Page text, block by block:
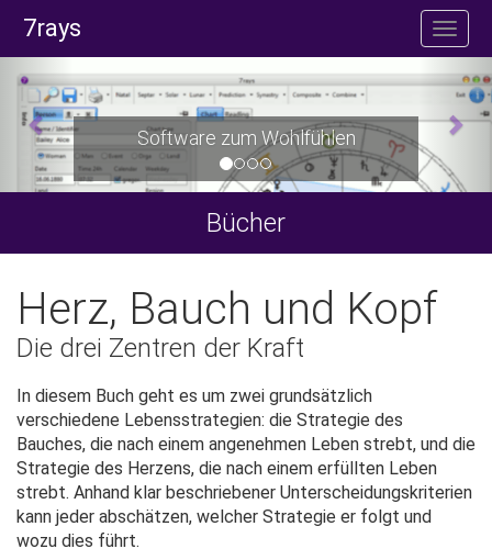
7rays
Software zum Wohlfühlen
Bücher
Herz, Bauch und Kopf
Die drei Zentren der Kraft
In diesem Buch geht es um zwei grundsätzlich
verschiedene Lebensstrategien: die Strategie des
Bauches, die nach einem angenehmen Leben strebt, und die
Strategie des Herzens, die nach einem erfüllten Leben
strebt. Anhand klar beschriebener Unterscheidungskriterien
kann jeder abschätzen, welcher Strategie er folgt und
wozu dies führt.